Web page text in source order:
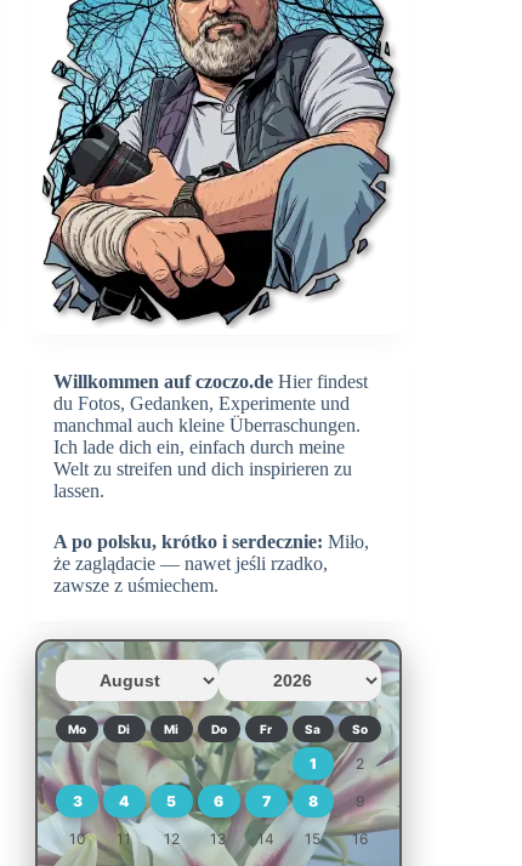
Willkommen auf czoczo.de Hier findest
du Fotos, Gedanken, Experimente und
manchmal auch kleine Überraschungen.
Ich lade dich ein, einfach durch meine
Welt zu streifen und dich inspirieren zu
lassen.
A po polsku, krótko i serdecznie: Miło,
że zaglądacie — nawet jeśli rzadko,
zawsze z uśmiechem.
Mo Di Mi Do Fr Sa So
1 2
3 4 5 6 7 8 9
10 11 12 13 14 15 16